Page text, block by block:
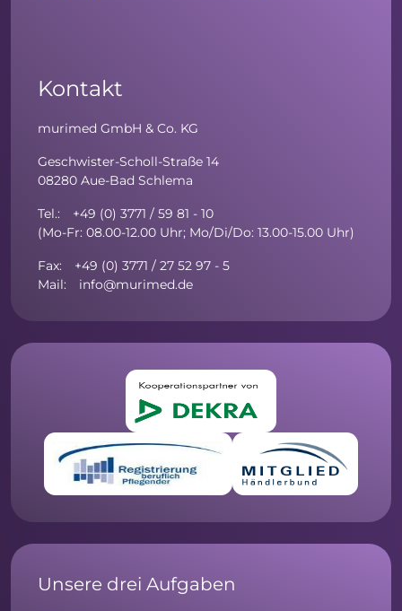
Kontakt
murimed GmbH & Co. KG
Geschwister-Scholl-Straße 14
08280 Aue-Bad Schlema
Tel.: +49 (0) 3771 / 59 81 - 10
(Mo-Fr: 08.00-12.00 Uhr; Mo/Di/Do: 13.00-15.00 Uhr)
Fax: +49 (0) 3771 / 27 52 97 - 5
Mail: info@murimed.de
Unsere drei Aufgaben